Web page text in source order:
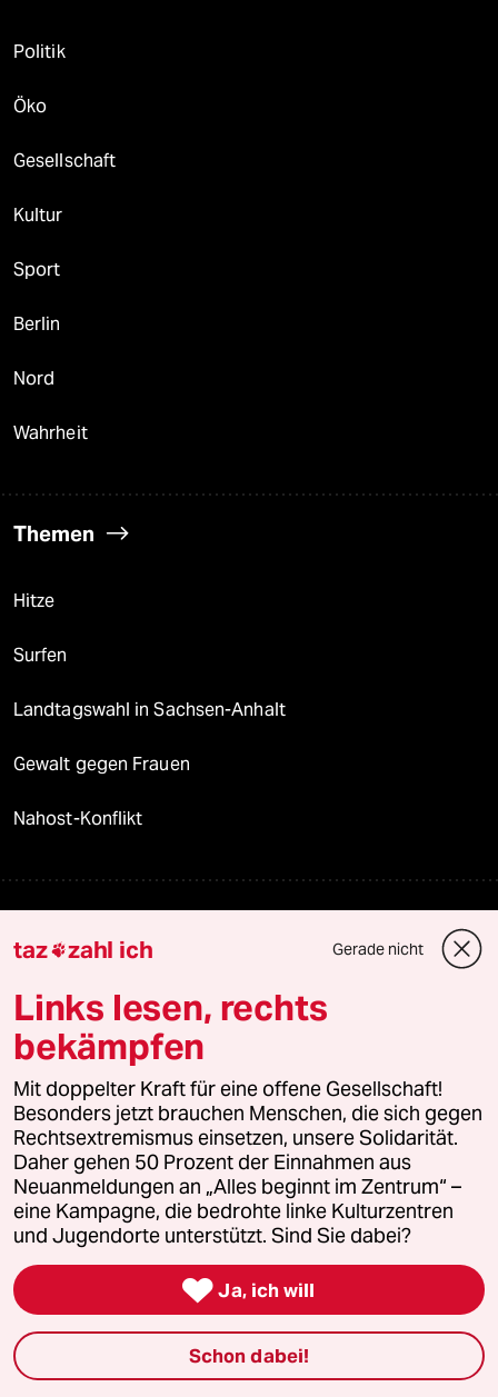
Politik
Öko
Gesellschaft
Kultur
Sport
Berlin
Nord
Wahrheit
Themen
Hitze
Surfen
Landtagswahl in Sachsen-Anhalt
Gewalt gegen Frauen
Nahost-Konflikt
Hausblog
Die Seitenwende
Stellen
Presse
Unterstützen
abo
taz zahl ich Gerade nicht
Links lesen, rechts
bekämpfen
Mit doppelter Kraft für eine offene Gesellschaft!
Besonders jetzt brauchen Menschen, die sich gegen
Rechtsextremismus einsetzen, unsere Solidarität.
Daher gehen 50 Prozent der Einnahmen aus
Neuanmeldungen an „Alles beginnt im Zentrum“ –
eine Kampagne, die bedrohte linke Kulturzentren
und Jugendorte unterstützt. Sind Sie dabei?
 Ja, ich will
Schon dabei!